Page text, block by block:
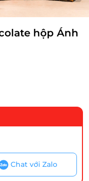
hộp Ánh
Chat với Zalo